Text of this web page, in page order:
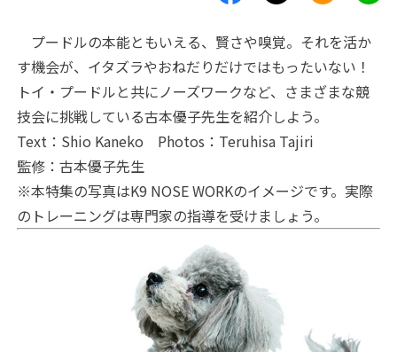
プードルの本能ともいえる、賢さや嗅覚。それを活か
す機会が、イタズラやおねだりだけではもったいない！
トイ・プードルと共にノーズワークなど、さまざまな競
技会に挑戦している古本優子先生を紹介しよう。
Text：Shio Kaneko Photos：Teruhisa Tajiri
監修：古本優子先生
※本特集の写真はK9 NOSE WORKのイメージです。実際
のトレーニングは専門家の指導を受けましょう。